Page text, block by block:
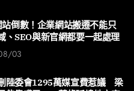
倒數！企業網站搬遷不能只
、SEO與新官網都要一起處理
03
陸委會1295萬媒宣費惹議 梁